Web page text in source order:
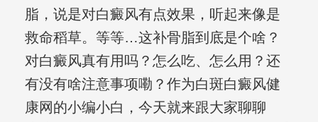
脂，说是对白癜风有点效果，听起来像是
救命稻草。等等…这补骨脂到底是个啥？
对白癜风真有用吗？怎么吃、怎么用？还
有没有啥注意事项嘞？作为白斑白癜风健
康网的小编小白，今天就来跟大家聊聊